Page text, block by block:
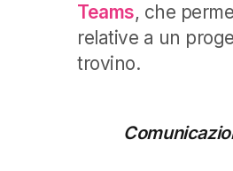
Teams, che
relative a un
trovino.